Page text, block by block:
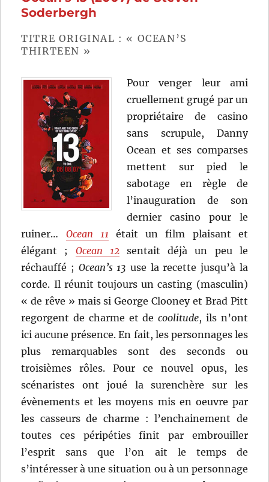
Soderbergh
TITRE ORIGINAL : « OCEAN’S
THIRTEEN »
Pour venger leur ami
cruellement grugé par un
propriétaire de casino
sans scrupule, Danny
Ocean et ses comparses
mettent sur pied le
sabotage en règle de
l’inauguration de son
dernier casino pour le
ruiner… Ocean 11 était un film plaisant et
élégant ; Ocean 12sentait déjà un peu le
réchauffé ; Ocean’s 13 use la recette jusqu’à la
corde. Il réunit toujours un casting (masculin)
« de rêve » mais si George Clooney et Brad Pitt
regorgent de charme et decoolitude, ils n’ont
ici aucune présence. En fait, les personnages les
plus remarquables sont des seconds ou
troisièmes rôles. Pour ce nouvel opus, les
scénaristes ont joué la surenchère sur les
évènements et les moyens mis en oeuvre par
les casseurs de charme : l’enchainement de
toutes ces péripéties finit par embrouiller
l’esprit sans que l’on ait le temps de
s’intéresser à une situation ou à un personnage